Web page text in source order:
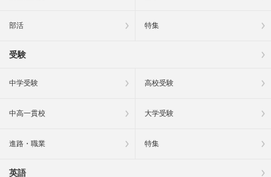
部活 特集
受験
中学受験 高校受験
中高一貫校 大学受験
進路・職業 特集
英語